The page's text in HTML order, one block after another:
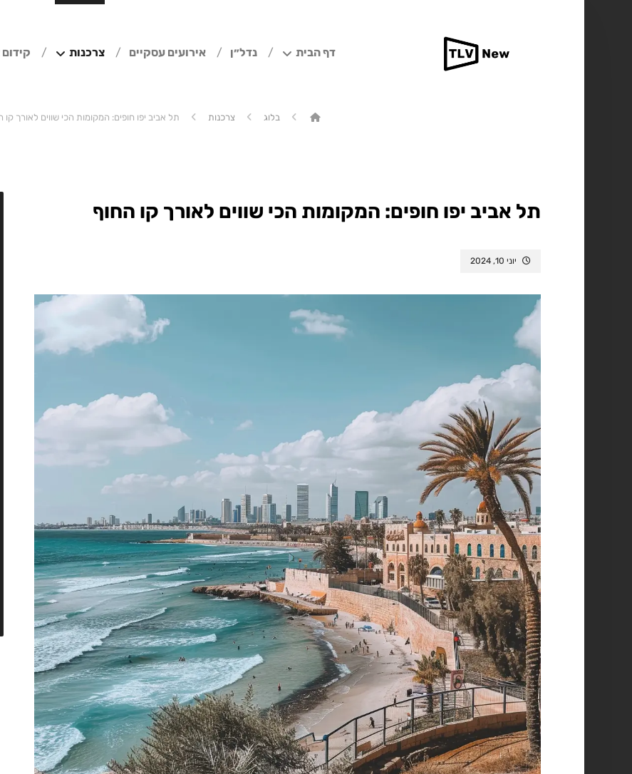
דף הבית נדל״ן אירועים עסקיים צרכנות
בלוג צרכנות תל אביב יפו חופים: המקומות הכי שווים לאורך קו
תל אביב יפו חופים: המקומות הכי שווים לאורך קו החוף
יוני 10, 2024